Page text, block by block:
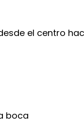
el centro
boca